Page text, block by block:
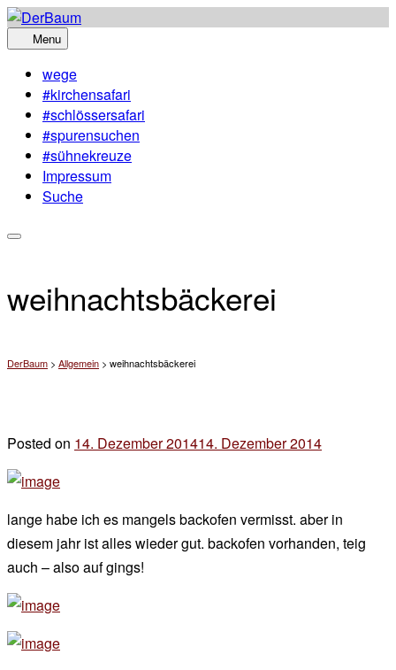
Skip
to
Menu
wege
#kirchensafari
#schlössersafari
#spurensuchen
#sühnekreuze
Impressum
Suche
weihnachtsbäckerei
DerBaum > Allgemein > weihnachtsbäckerei
Posted on 14. Dezember 201414. Dezember 2014
lange habe ich es mangels backofen vermisst. aber in
diesem jahr ist alles wieder gut. backofen vorhanden, teig
auch – also auf gings!